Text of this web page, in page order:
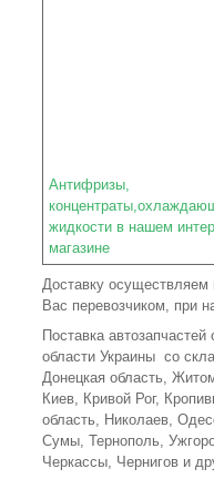
Антифризы,
жидкости в нашем
магазине
Доставку
Вас перевозчиком, при
Поставка
области Украины со
Донецкая область,
Киев, Кривой Рог,
область, Николаев,
Сумы, Тернополь,
Черкассы, Чернигов и